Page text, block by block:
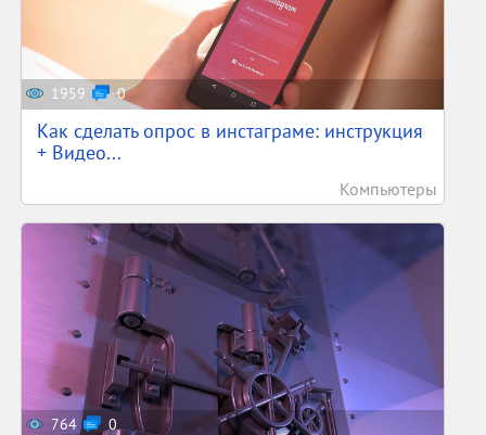
1959 0
Как сделать опрос в инстаграме: инструкция
+ Видео...
Компьютеры
764 0